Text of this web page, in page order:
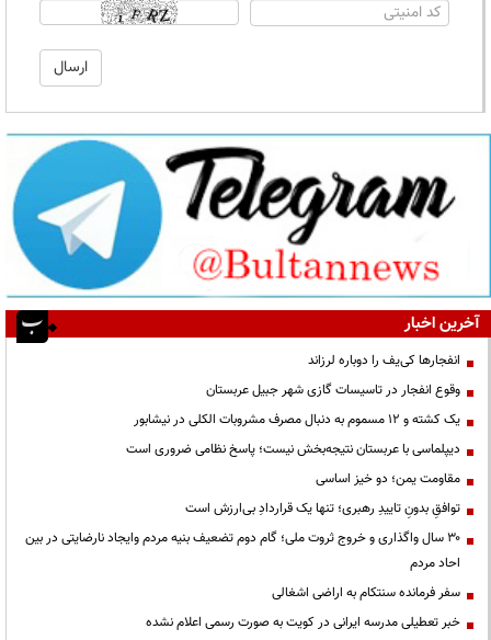
آخرین اخبار
انفجارها کی‌یف را دوباره لرزاند
وقوع انفجار در تاسیسات گازی شهر جبیل عربستان
یک کشته و ۱۲ مسموم به دنبال مصرف مشروبات الکلی در نیشابور
دیپلماسی با عربستان نتیجه‌بخش نیست؛ پاسخ نظامی ضروری است
مقاومت یمن؛ دو خیز اساسی
توافقِ بدونِ تاییدِ رهبری؛ تنها یک قراردادِ بی‌ارزش است
۳۰ سال واگذاری و خروج ثروت ملی؛ گام دوم تضعیف بنیه مردم وایجاد نارضایتی در بین
احاد مردم
سفر فرمانده سنتکام به اراضی اشغالی
خبر تعطیلی مدرسه ایرانی در کویت به صورت رسمی اعلام نشده